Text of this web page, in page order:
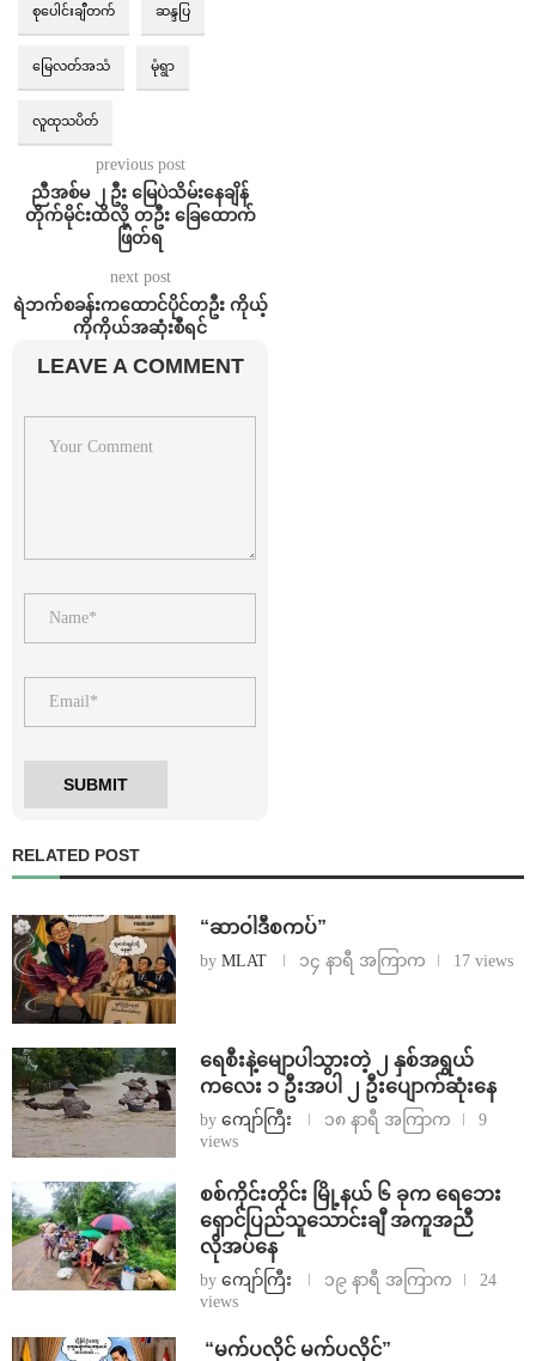
စုပေါင်းချီတက် ဆန္ဒပြ
မြေလတ်အသံ မုံရွာ
လူထုသပိတ်
previous post
ညီအစ်မ ၂ ဦး မြေပဲသိမ်းနေချိန်
တိုက်မိုင်းထိလို့ တဦး ခြေထောက်
ဖြတ်ရ
next post
ရဲဘက်စခန်းကထောင်ပိုင်တဦး ကိုယ့်
ကိုကိုယ်အဆုံးစီရင်
LEAVE A COMMENT
RELATED POST
“ဆာဝါဒီစကပ်”
by MLAT ၁၄ နာရီ အကြာက 17 views
ရေစီးနဲ့မျောပါသွားတဲ့ ၂ နှစ်အရွယ်
ကလေး ၁ ဦးအပါ ၂ ဦးပျောက်ဆုံးနေ
by ကျော်ကြီး ၁၈ နာရီ အကြာက
9
views
စစ်ကိုင်းတိုင်း မြို့နယ် ၆ ခုက ရေဘေး
ရှောင်ပြည်သူသောင်းချီ အကူအညီ
လိုအပ်နေ
by ကျော်ကြီး ၁၉ နာရီ အကြာက
24
views
⁨ ⁨“မက်ပလိုင် မက်ပလိုင်”